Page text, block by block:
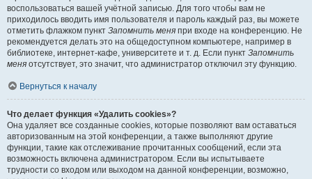
воспользоваться вашей учётной записью. Для того чтобы вам не
приходилось вводить имя пользователя и пароль каждый раз, вы можете
отметить флажком пункт Запомнить меня при входе на конференцию. Не
рекомендуется делать это на общедоступном компьютере, например в
библиотеке, интернет-кафе, университете и т. д. Если пункт Запомнить
меня отсутствует, это значит, что администратор отключил эту функцию.
Вернуться к началу
Что делает функция «Удалить cookies»?
Она удаляет все созданные cookies, которые позволяют вам оставаться
авторизованным на этой конференции, а также выполняют другие
функции, такие как отслеживание прочитанных сообщений, если эта
возможность включена администратором. Если вы испытываете
трудности со входом или выходом на данной конференции, возможно,